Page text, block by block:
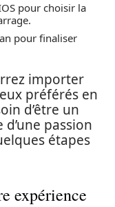
pour choisir la
pour finaliser
importer
préférés en
d’être un
passion
étapes
expérience